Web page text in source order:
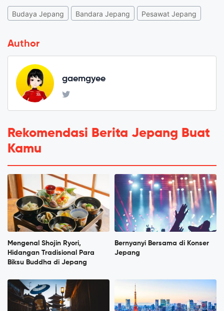
Budaya Jepang Bandara Jepang Pesawat Jepang
Author
gaemgyee
Rekomendasi Berita Jepang Buat
Kamu
Mengenal Shojin Ryori,
Hidangan Tradisional Para
Biksu Buddha di Jepang
Bernyanyi Bersama di Konser
Jepang